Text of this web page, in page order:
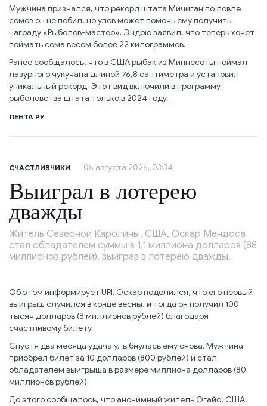
Мужчина признался, что рекорд штата Мичиган по ловле
сомов он не побил, но улов может помочь ему получить
награду «Рыболов-мастер». Эндрю заявил, что теперь хочет
поймать сома весом более 22 килограммов.
Ранее сообщалось, что в США рыбак из Миннесоты поймал
лазурного чукучана длиной 76,8 сантиметра и установил
уникальный рекорд. Этот вид включили в программу
рыболовства штата только в 2024 году.
ЛЕНТА РУ
СЧАСТЛИВЧИКИ 05 августа 2026, 03:34
Выиграл в лотерею
дважды
Житель Северной Каролины, США, Оскар Мендоса
стал обладателем суммы в 1,1 миллиона долларов (88
миллионов рублей), выиграв в лотерею дважды.
Об этом информирует UPI. Оскар поделился, что его первый
выигрыш случился в конце весны, и тогда он получил 100
тысяч долларов (8 миллионов рублей) благодаря
счастливому билету.
Спустя два месяца удача улыбнулась ему снова. Мужчина
приобрёл билет за 10 долларов (800 рублей) и стал
обладателем выигрыша в размере миллиона долларов (80
миллионов рублей).
До этого сообщалось, что анонимный житель Огайо, США,